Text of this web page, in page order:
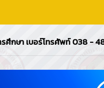
พท์ 038 - 485202 ต่อ 138